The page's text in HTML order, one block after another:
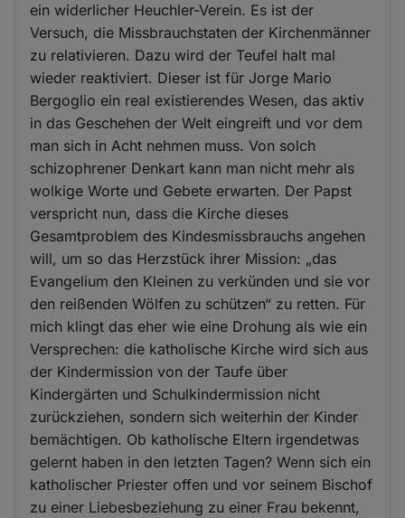
ein widerlicher Heuchler-Verein. Es ist der
Versuch, die Missbrauchstaten der Kirchenmänner
zu relativieren. Dazu wird der Teufel halt mal
wieder reaktiviert. Dieser ist für Jorge Mario
Bergoglio ein real existierendes Wesen, das aktiv
in das Geschehen der Welt eingreift und vor dem
man sich in Acht nehmen muss. Von solch
schizophrener Denkart kann man nicht mehr als
wolkige Worte und Gebete erwarten. Der Papst
verspricht nun, dass die Kirche dieses
Gesamtproblem des Kindesmissbrauchs angehen
will, um so das Herzstück ihrer Mission: „das
Evangelium den Kleinen zu verkünden und sie vor
den reißenden Wölfen zu schützen“ zu retten. Für
mich klingt das eher wie eine Drohung als wie ein
Versprechen: die katholische Kirche wird sich aus
der Kindermission von der Taufe über
Kindergärten und Schulkindermission nicht
zurückziehen, sondern sich weiterhin der Kinder
bemächtigen. Ob katholische Eltern irgendetwas
gelernt haben in den letzten Tagen? Wenn sich ein
katholischer Priester offen und vor seinem Bischof
zu einer Liebesbeziehung zu einer Frau bekennt,